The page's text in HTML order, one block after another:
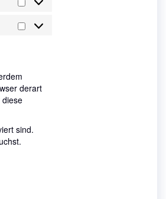
Statistiken
Marketing
derart
sind.